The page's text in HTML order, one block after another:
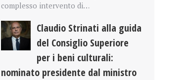
complesso intervento di…
Claudio Strinati alla guida
del Consiglio Superiore
per i beni culturali:
nominato presidente dal ministro